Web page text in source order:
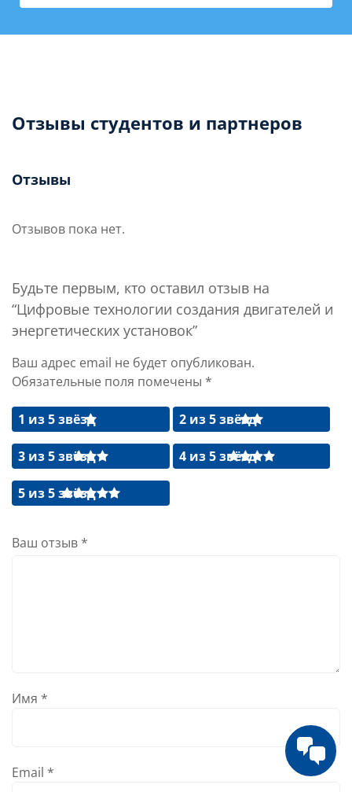
Отзывы студентов и партнеров
Отзывы
Отзывов пока нет.
Будьте первым, кто оставил отзыв на
“Цифровые технологии создания двигателей и
энергетических установок”
Ваш адрес email не будет опубликован.
Обязательные поля помечены *
1 из 5 звёзд 2 из 5 звёзд
3 из 5 звёзд 4 из 5 звёзд
5 из 5 звёзд
Ваш отзыв *
Имя *
Email *